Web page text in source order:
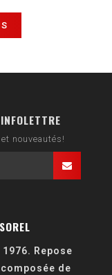
nouveautés!
Repose
de